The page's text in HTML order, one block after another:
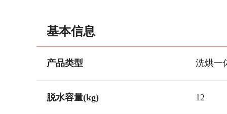
基本信息
产品类型 洗烘一
脱水容量(kg) 12